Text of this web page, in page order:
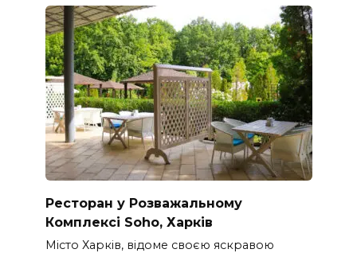
Ресторан у Розважальному
Комплексі Soho, Харків
Місто Харків, відоме своєю яскравою